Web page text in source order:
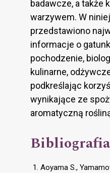
badawcze, a także
warzywem. W
przedstawiono
informacje o
pochodzenie,
kulinarne,
podkreślając
wynikające ze
aromatyczną
Bibliografia
Aoyama S.,